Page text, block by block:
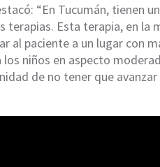
“En Tucumán, tienen
terapias. Esta terapia, en la
al paciente a un lugar con
niños en aspecto
de no tener que